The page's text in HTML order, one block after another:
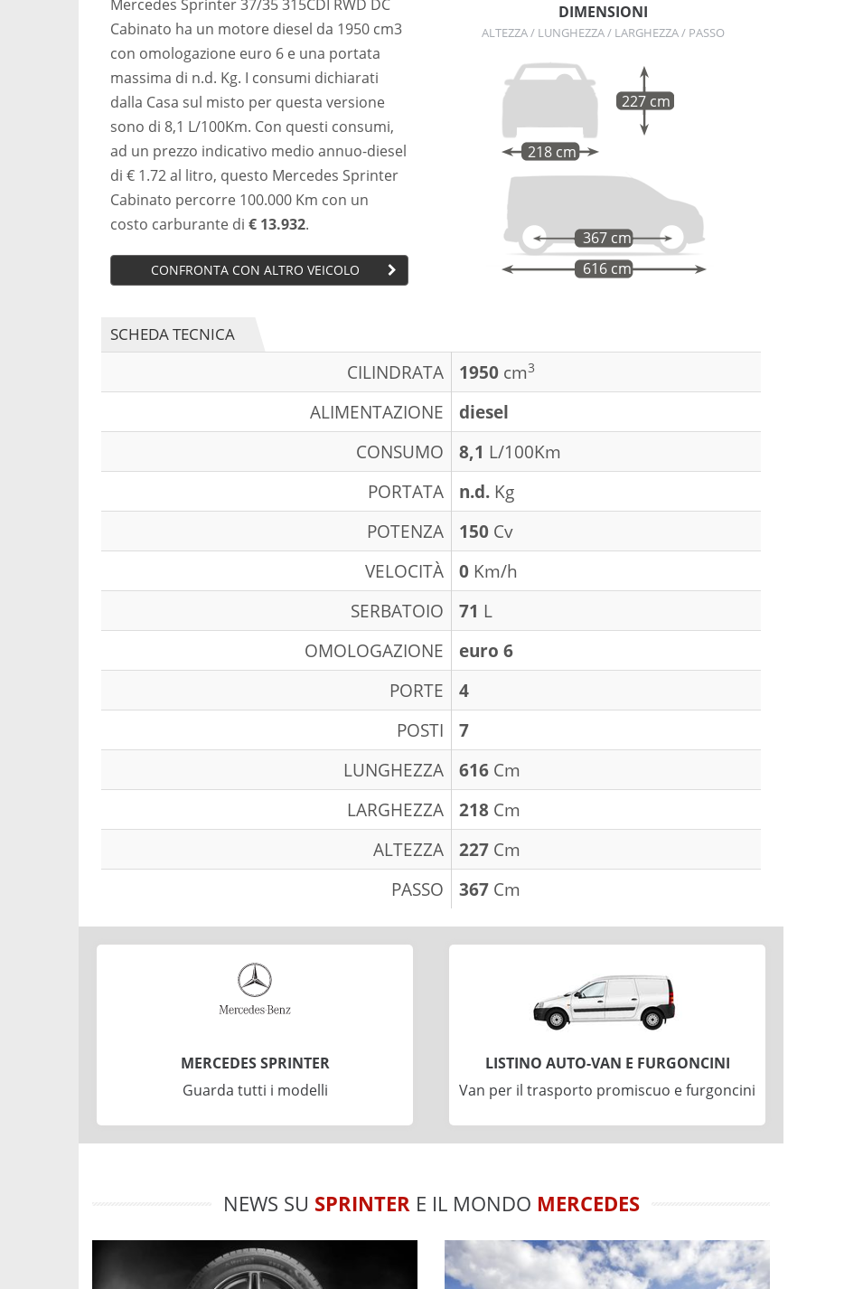
Mercedes Sprinter 37/35 315CDI RWD DC
Cabinato ha un motore diesel da 1950 cm3
con omologazione euro 6 e una portata
massima di n.d. Kg. I consumi dichiarati
dalla Casa sul misto per questa versione
sono di 8,1 L/100Km. Con questi consumi,
ad un prezzo indicativo medio annuo-diesel
di € 1.72 al litro, questo Mercedes Sprinter
Cabinato percorre 100.000 Km con un
costo carburante di € 13.932.
CONFRONTA CON ALTRO VEICOLO
DIMENSIONI
ALTEZZA / LUNGHEZZA / LARGHEZZA / PASSO
218 cm
227 cm
616 cm
367 cm
SCHEDA TECNICA
CILINDRATA 1950 cm3
ALIMENTAZIONE
diesel
CONSUMO
8,1 L/100Km
PORTATA
n.d. Kg
POTENZA
150 Cv
VELOCITÀ
0 Km/h
SERBATOIO
71 L
OMOLOGAZIONE
euro 6
PORTE
4
POSTI
7
LUNGHEZZA
616 Cm
LARGHEZZA
218 Cm
ALTEZZA
227 Cm
PASSO
367 Cm
MERCEDES SPRINTER
Guarda tutti i modelli
LISTINO AUTO-VAN E FURGONCINI
Van per il trasporto promiscuo e furgoncini
NEWS SU SPRINTER E IL MONDO MERCEDES